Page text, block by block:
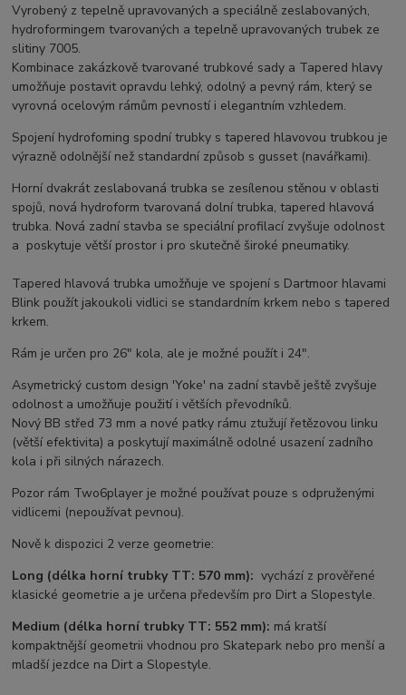
Vyrobený z tepelně upravovaných a speciálně zeslabovaných,
hydroformingem tvarovaných a tepelně upravovaných trubek ze
slitiny 7005.
Kombinace zakázkově tvarované trubkové sady a Tapered hlavy
umožňuje postavit opravdu lehký, odolný a pevný rám, který se
vyrovná ocelovým rámům pevností i elegantním vzhledem.
Spojení hydrofoming spodní trubky s tapered hlavovou trubkou je
výrazně odolnější než standardní způsob s gusset (navářkami).
Horní dvakrát zeslabovaná trubka se zesílenou stěnou v oblasti
spojů, nová hydroform tvarovaná dolní trubka, tapered hlavová
trubka. Nová zadní stavba se speciální profilací zvyšuje odolnost
a poskytuje větší prostor i pro skutečně široké pneumatiky.
Tapered hlavová trubka umožňuje ve spojení s Dartmoor hlavami
Blink použít jakoukoli vidlici se standardním krkem nebo s tapered
krkem.
Rám je určen pro 26" kola, ale je možné použít i 24".
Asymetrický custom design 'Yoke' na zadní stavbě ještě zvyšuje
odolnost a umožňuje použití i větších převodníků.
Nový BB střed 73 mm a nové patky rámu ztužují řetězovou linku
(větší efektivita) a poskytují maximálně odolné usazení zadního
kola i při silných nárazech.
Pozor rám Two6player je možné používat pouze s odpruženými
vidlicemi (nepoužívat pevnou).
Nově k dispozici 2 verze geometrie:
Long (délka horní trubky TT: 570 mm): vychází z prověřené
klasické geometrie a je určena především pro Dirt a Slopestyle.
Medium (délka horní trubky TT: 552 mm): má kratší
kompaktnější geometrii vhodnou pro Skatepark nebo pro menší a
mladší jezdce na Dirt a Slopestyle.